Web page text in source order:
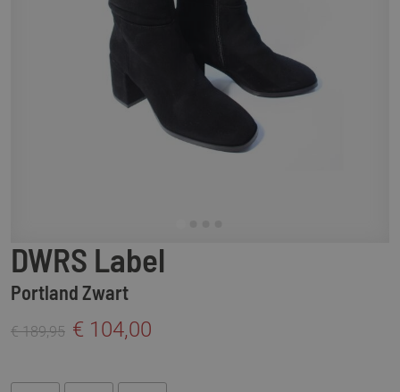
DWRS Label
Portland Zwart
€ 189,95 € 104,00